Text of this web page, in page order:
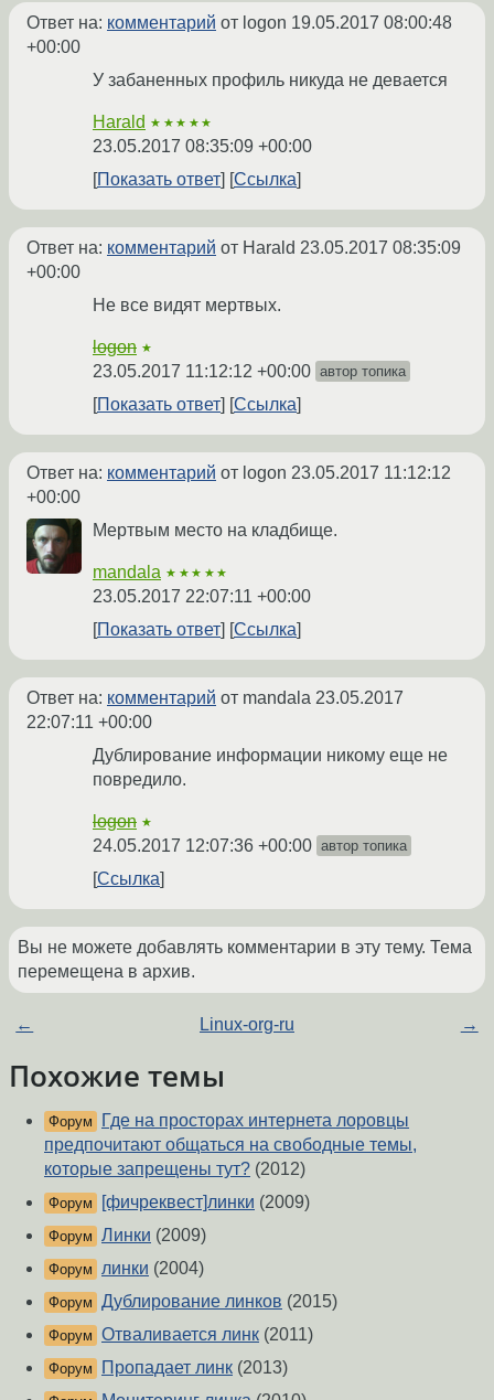
Ответ на: комментарий от logon 19.05.2017 08:00:48
+00:00
У забаненных профиль никуда не девается
Harald ★★★★★
23.05.2017 08:35:09 +00:00
Показать ответ
Ссылка
Ответ на: комментарий от Harald 23.05.2017 08:35:09
+00:00
Не все видят мертвых.
logon ★
23.05.2017 11:12:12 +00:00 автор топика
Показать ответ Ссылка
Ответ на: комментарий от logon 23.05.2017 11:12:12
+00:00
Мертвым место на кладбище.
mandala ★★★★★
23.05.2017 22:07:11 +00:00
Показать ответ
Ссылка
Ответ на: комментарий от mandala 23.05.2017
22:07:11 +00:00
Дублирование информации никому еще не
повредило.
logon ★
24.05.2017 12:07:36 +00:00 автор топика
Ссылка
Вы не можете добавлять комментарии в эту тему. Тема
перемещена в архив.
← Linux-org-ru →
Похожие темы
Форум
Где на просторах интернета лоровцы
предпочитают общаться на свободные темы,
которые запрещены тут? (2012)
Форум [фичреквест]линки (2009)
Форум Линки (2009)
Форум линки (2004)
Форум Дублирование линков (2015)
Форум Отваливается линк (2011)
Форум Пропадает линк (2013)